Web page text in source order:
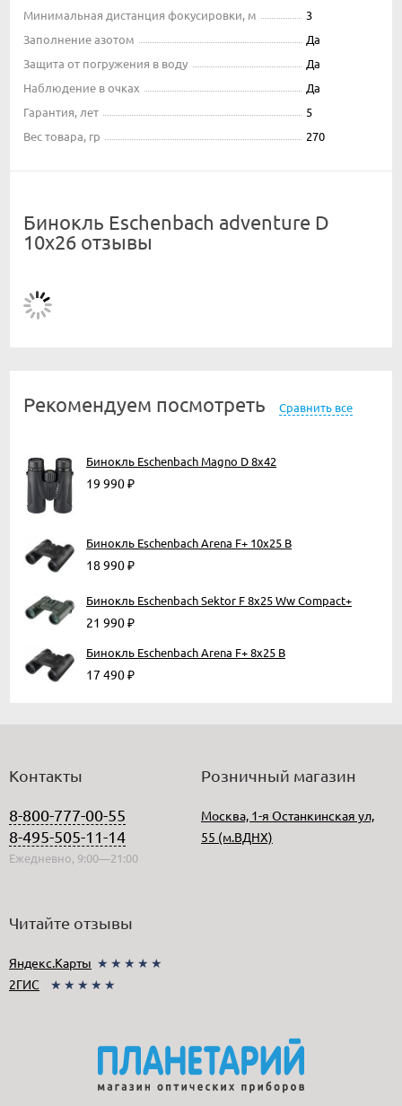
Минимальная дистанция фокусировки, м
3
Заполнение азотом
Да
Защита от погружения в воду
Да
Наблюдение в очках
Да
Гарантия, лет
5
Вес товара, гр
270
Бинокль Eschenbach adventure D
10x26 отзывы
Рекомендуем посмотреть Сравнить все
Бинокль Eschenbach Magno D 8x42
19 990₽
Бинокль Eschenbach Arena F+ 10x25 B
18 990₽
Бинокль Eschenbach Sektor F 8x25 Ww Compact+
21 990₽
Бинокль Eschenbach Arena F+ 8x25 B
17 490₽
Контакты
8-800-777-00-55
8-495-505-11-14
Ежедневно, 9:00—21:00
Розничный магазин
Москва, 1-я Останкинская ул,
55 (м.ВДНХ)
Читайте отзывы
Яндекс.Карты ★★★★★
2ГИС
★★★★★